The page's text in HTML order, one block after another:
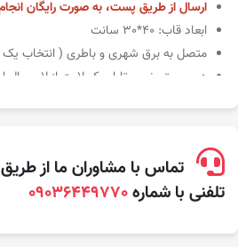
ارسال از طریق پست، به صورت رایگان
ابعاد قاب: 40*30 سانت
متصل به برق شهری و باطری ( انتخاب یک
پشتیبانی تماس بگیرید یا درون واتساپ
تماس با مشاوران ما از
تلفنی با شماره09036449770